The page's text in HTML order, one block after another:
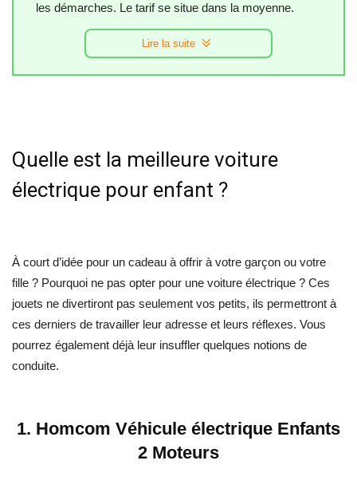
les démarches. Le tarif se situe dans la moyenne.
Lire la suite
Quelle est la meilleure voiture
électrique pour enfant ?
À court d’idée pour un cadeau à offrir à votre garçon ou votre
fille ? Pourquoi ne pas opter pour une voiture électrique ? Ces
jouets ne divertiront pas seulement vos petits, ils permettront à
ces derniers de travailler leur adresse et leurs réflexes. Vous
pourrez également déjà leur insuffler quelques notions de
conduite.
1. Homcom Véhicule électrique Enfants
2 Moteurs